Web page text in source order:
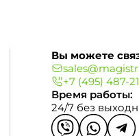
Вы можете
+7 (495) 487-
Время работы:
24/7 без